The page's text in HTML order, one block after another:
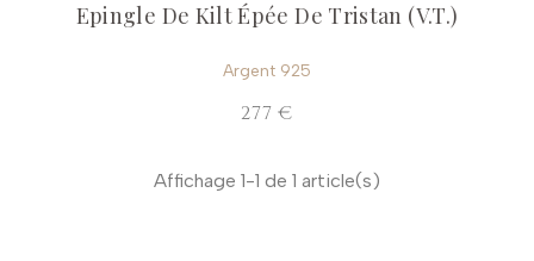
Epingle De Kilt Épée De Tristan (V.T.)
Argent 925
277 €
Affichage 1-1 de 1 article(s)